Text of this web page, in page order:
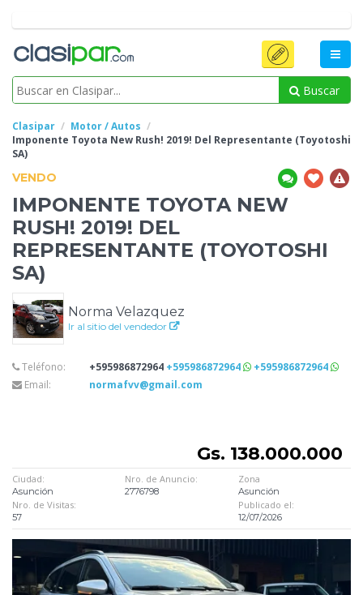
Buscar
Clasipar
Motor / Autos
Imponente Toyota New Rush! 2019! Del Representante (Toyotoshi
SA)
VENDO
IMPONENTE TOYOTA NEW
RUSH! 2019! DEL
REPRESENTANTE (TOYOTOSHI
SA)
Norma Velazquez
Ir al sitio del vendedor
Teléfono: +595986872964 +595986872964
+595986872964
Email:
normafvv@gmail.com
Gs. 138.000.000
Ciudad:
Asunción
Nro. de Anuncio:
2776798
Zona
Asunción
Nro. de Visitas:
57
Publicado el:
12/07/2026